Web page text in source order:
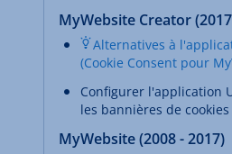
MyWebsite Creator
Alternatives à
(Cookie Consent pour
Configurer l'application
les bannières de cookies
MyWebsite (2008 - 2017)